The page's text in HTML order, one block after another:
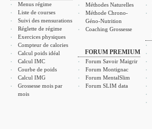
Menus régime
Liste de courses
Suivi des mensurations
Réglette de régime
Exercices physiques
Compteur de calories
Calcul poids idéal
Calcul IMC
Courbe de poids
Calcul IMG
Grossesse mois par
mois
Méthodes Naturelles
Méthode Chrono-
Géno-Nutrition
Coaching Grossesse
FORUM PREMIUM
Forum Savoir Maigrir
Forum Montignac
Forum MentalSlim
Forum SLIM data